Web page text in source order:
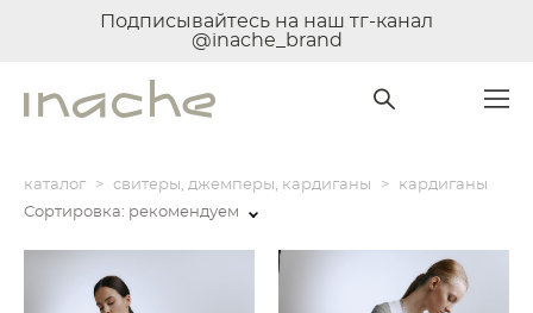
Подписывайтесь на наш тг-канал
@inache_brand
каталог > свитеры, джемперы, кардиганы >
кардиганы
Сортировка: рекомендуем